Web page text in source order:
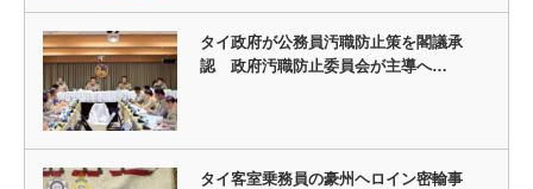
タイ政府が公務員汚職防止策を閣議承
認 政府汚職防止委員会が主導へ…
タイ客室乗務員の豪州ヘロイン密輸事